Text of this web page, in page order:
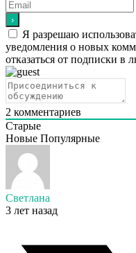
Я разрешаю
уведомления о новых
отказаться от подписки в
2 комментариев
Старые
Новые Популярные
Светлана
3 лет назад